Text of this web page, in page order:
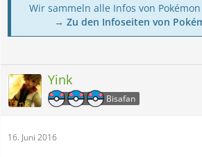
Wir sammeln alle Infos von
→ Zu den Infoseiten von
Yink
Bisafan
16. Juni 2016